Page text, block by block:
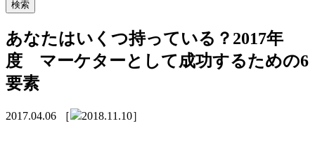
あなたはいくつ持っている？2017年
度 マーケターとして成功するための6
要素
2017.04.06 ［ 2018.11.10］